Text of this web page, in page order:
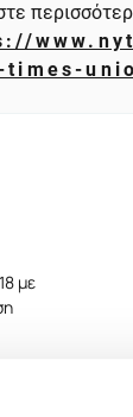
times-
με